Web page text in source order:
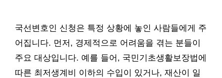
국선변호인 신청은 특정 상황에 놓인 사람들에게 주
어집니다. 먼저, 경제적으로 어려움을 겪는 분들이
주요 대상입니다. 예를 들어, 국민기초생활보장법에
따른 최저생계비 이하의 수입이 있거나, 재산이 일